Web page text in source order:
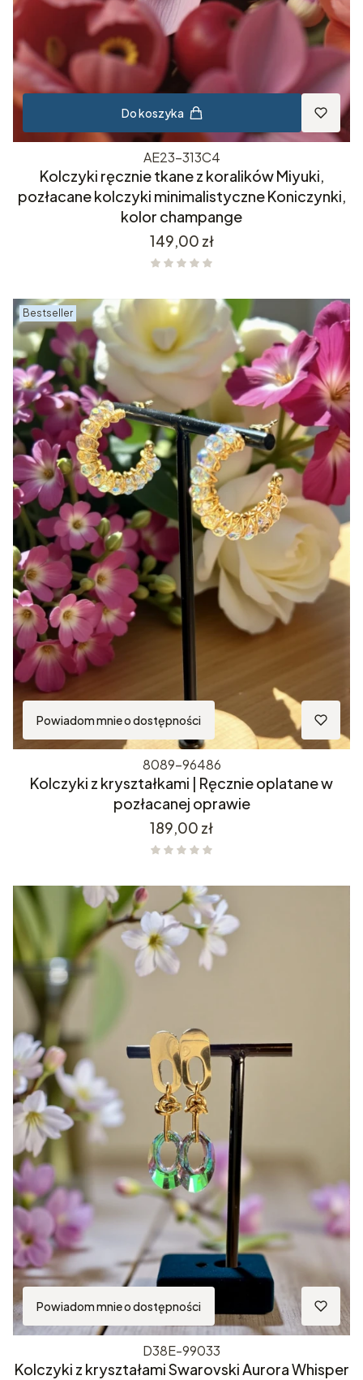
Do koszyka
AE23-313C4
Kolczyki ręcznie tkane z koralików Miyuki,
pozłacane kolczyki minimalistyczne Koniczynki,
kolor champange
Cena
149,00 zł
Bestseller
Powiadom mnie o dostępności
8089-96486
Kolczyki z kryształkami | Ręcznie oplatane w
pozłacanej oprawie
Cena
189,00 zł
Powiadom mnie o dostępności
D38E-99033
Kolczyki z kryształami Swarovski Aurora Whisper